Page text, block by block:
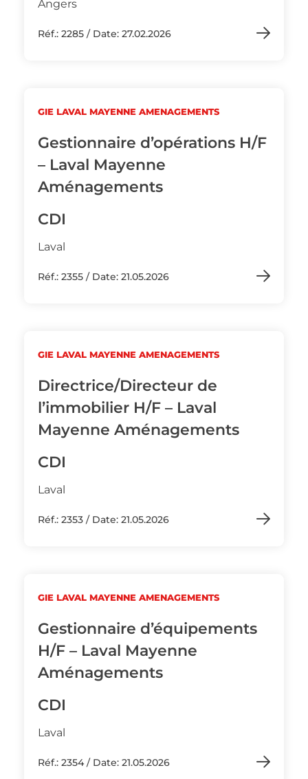
Angers
Réf.: 2285 / Date: 27.02.2026
GIE LAVAL MAYENNE AMENAGEMENTS
Gestionnaire d’opérations H/F
– Laval Mayenne
Aménagements
CDI
Laval
Réf.: 2355 / Date: 21.05.2026
GIE LAVAL MAYENNE AMENAGEMENTS
Directrice/Directeur de
l’immobilier H/F – Laval
Mayenne Aménagements
CDI
Laval
Réf.: 2353 / Date: 21.05.2026
GIE LAVAL MAYENNE AMENAGEMENTS
Gestionnaire d’équipements
H/F – Laval Mayenne
Aménagements
CDI
Laval
Réf.: 2354 / Date: 21.05.2026